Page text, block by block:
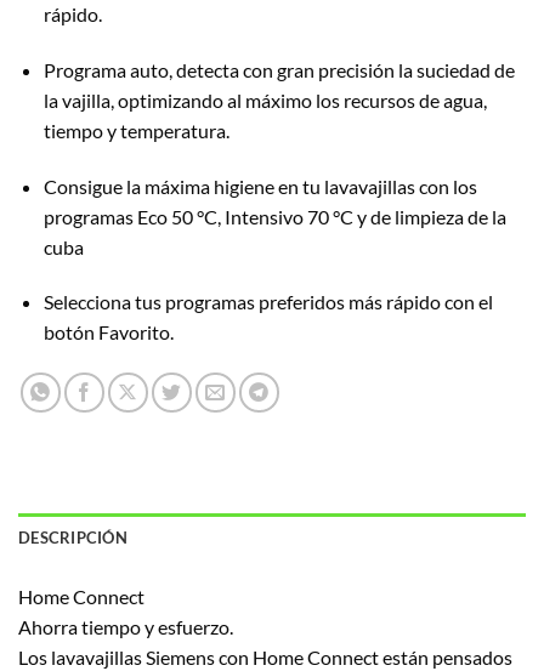
rápido.
Programa auto, detecta con gran precisión la suciedad de
la vajilla, optimizando al máximo los recursos de agua,
tiempo y temperatura.
Consigue la máxima higiene en tu lavavajillas con los
programas Eco 50 °C, Intensivo 70 °C y de limpieza de la
cuba
Selecciona tus programas preferidos más rápido con el
botón Favorito.
DESCRIPCIÓN
Home Connect
Ahorra tiempo y esfuerzo.
Los lavavajillas Siemens con Home Connect están pensados